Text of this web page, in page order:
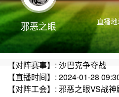
邪恶之眼 直播
【对阵赛事】: 沙巴克争夺战
【直播时间】: 2024-01-28
【对阵工会】: 邪恶之眼VS战